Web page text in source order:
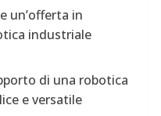
un’offerta in
industriale
di una robotica
e versatile